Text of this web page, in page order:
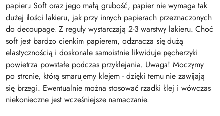
papieru Soft oraz jego małą grubość, papier nie wymaga tak
dużej ilości lakieru, jak przy innych papierach przeznaczonych
do decoupage. Z reguły wystarczają 2-3 warstwy lakieru. Choć
soft jest bardzo cienkim papierem, odznacza się dużą
elastycznością i doskonale samoistnie likwiduje pęcherzyki
powietrza powstałe podczas przyklejania. Uwaga! Moczymy
po stronie, którą smarujemy klejem - dzięki temu nie zawijają
się brzegi. Ewentualnie można stosować rzadki klej i wówczas
niekonieczne jest wcześniejsze namaczanie.